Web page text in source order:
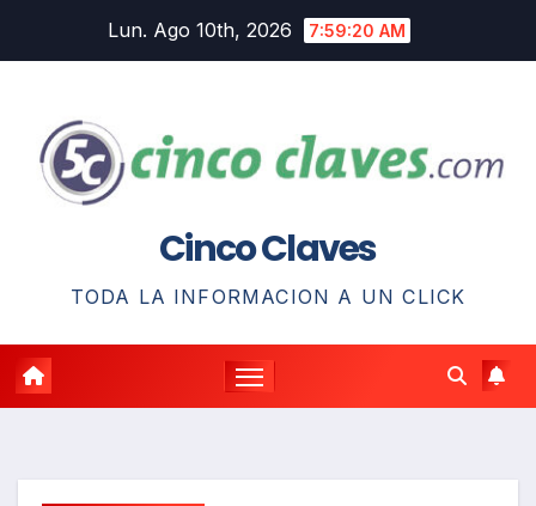
Lun. Ago 10th, 2026 7:59:21 AM
Cinco Claves
TODA LA INFORMACION A UN CLICK